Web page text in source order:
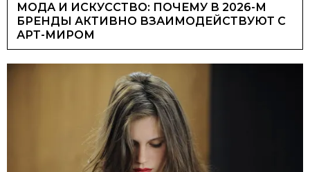
МОДА И ИСКУССТВО: ПОЧЕМУ В 2026-М
БРЕНДЫ АКТИВНО ВЗАИМОДЕЙСТВУЮТ С
АРТ-МИРОМ